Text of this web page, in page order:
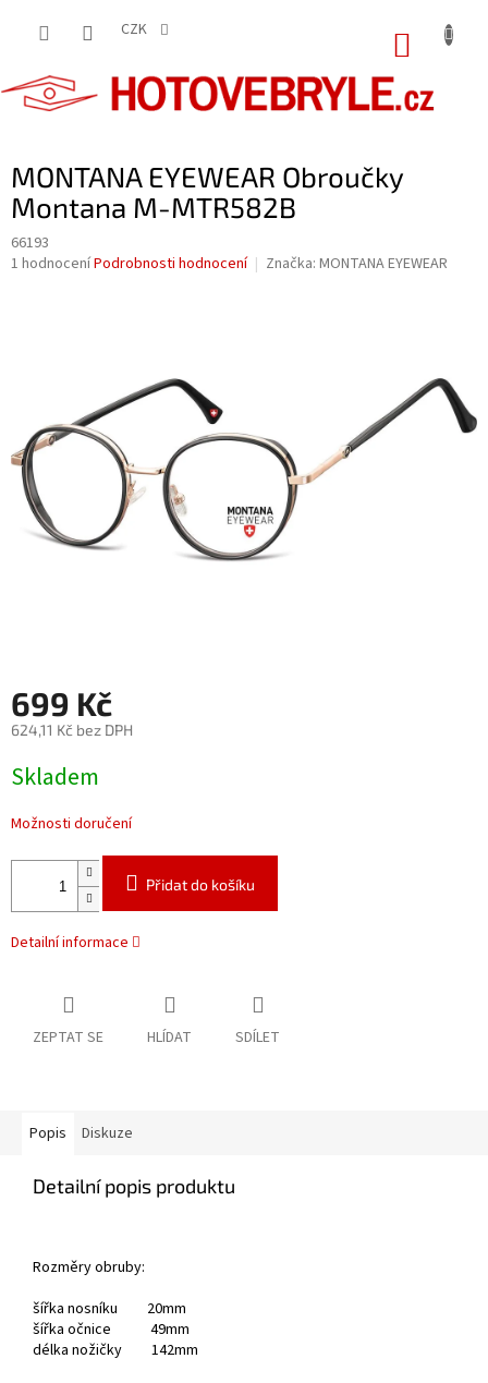
CZK
MONTANA EYEWEAR Obroučky
Montana M-MTR582B
66193
Průměrné
1 hodnoceníPodrobnosti hodnocení Značka: MONTANA EYEWEAR
699 Kč
624,11 Kč bez DPH
cena:
Skladem
Možnosti doručení
Přidat do košíku
Detailní informace
ZEPTAT SE HLÍDAT SDÍLET
Popis Diskuze
Detailní popis produktu
Rozměry obruby:
šířka nosníku 20mm
šířka očnice 49mm
délka nožičky 142mm